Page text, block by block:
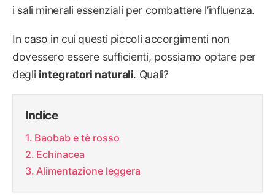
i sali minerali essenziali per combattere l’influenza.
In caso in cui questi piccoli accorgimenti non
dovessero essere sufficienti, possiamo optare per
degli integratori naturali. Quali?
Indice
Baobab e tè rosso
Echinacea
Alimentazione leggera